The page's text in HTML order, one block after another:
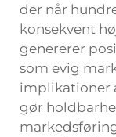
der når
konsekvent
genererer
som evig
implikationer
gør